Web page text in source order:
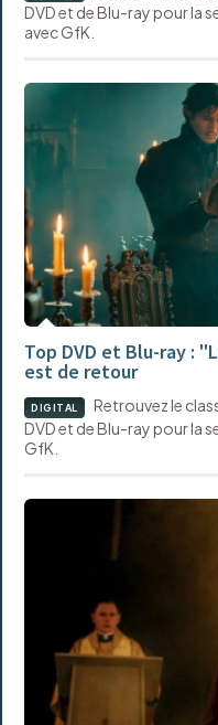
DVD et de Blu-ray pour la
avec GfK.
Top DVD et Blu-ray :
est de retour
DIGITAL
Retrouvez le
DVD et de Blu-ray pour la
GfK.